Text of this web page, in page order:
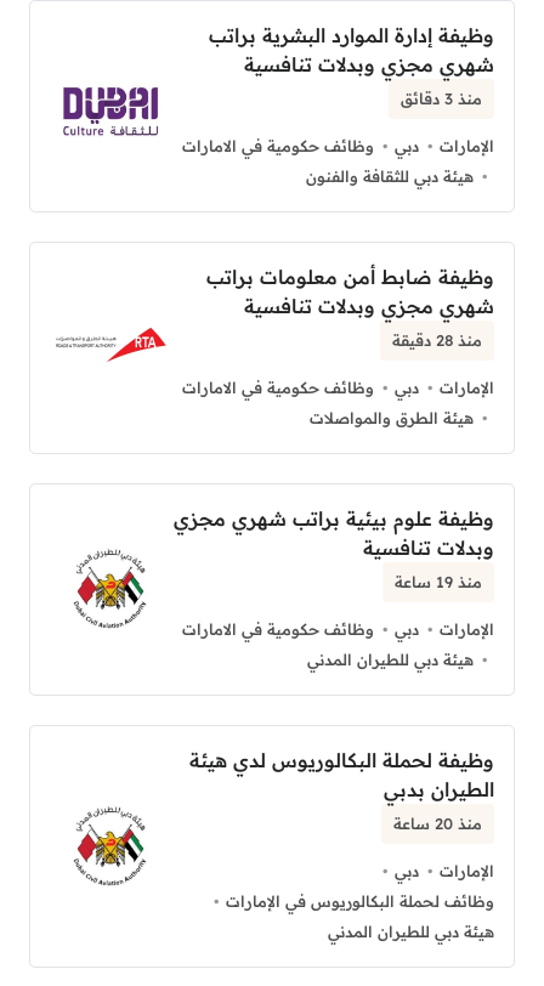
وظيفة إدارة الموارد البشرية براتب
شهري مجزي وبدلات تنافسية
منذ 3 دقائق
الإمارات دبي
وظائف حكومية في الامارات
هيئة دبي للثقافة والفنون
وظيفة ضابط أمن معلومات براتب
شهري مجزي وبدلات تنافسية
منذ 28 دقيقة
الإمارات دبي
وظائف حكومية في الامارات
هيئة الطرق والمواصلات
وظيفة علوم بيئية براتب شهري مجزي
وبدلات تنافسية
منذ 19 ساعة
الإمارات دبي
وظائف حكومية في الامارات
هيئة دبي للطيران المدني
وظيفة لحملة البكالوريوس لدي هيئة
الطيران بدبي
منذ 20 ساعة
الإمارات
دبي
وظائف لحملة البكالوريوس في الإمارات
هيئة دبي للطيران المدني